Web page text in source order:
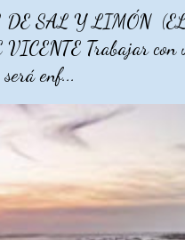
DE SAL Y LIMÓN
Trabajar con
enf...